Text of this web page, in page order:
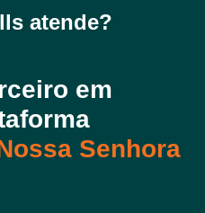
atende?
em
Senhora